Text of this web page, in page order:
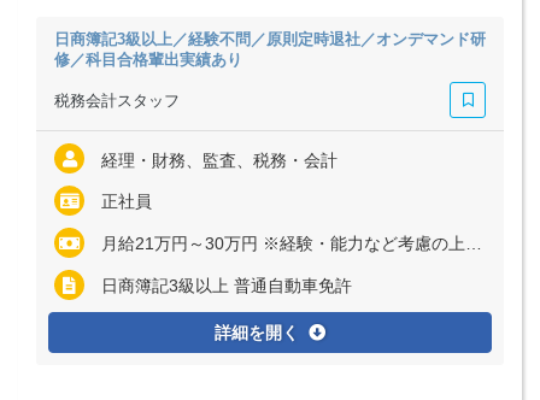
日商簿記3級以上／経験不問／原則定時退社／オンデマンド研
修／科目合格輩出実績あり
税務会計スタッフ
経理・財務、監査、税務・会計
正社員
月給21万円～30万円 ※経験・能力など考慮の上、決定いたします ※残業代は全額支給
日商簿記3級以上 普通自動車免許
詳細を開く